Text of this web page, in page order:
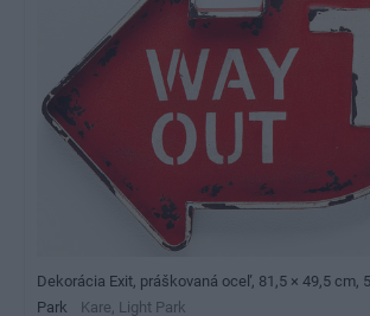
Dekorácia Exit, práškovaná oceľ, 81,5 × 49,5 cm,
Park
Kare, Light Park